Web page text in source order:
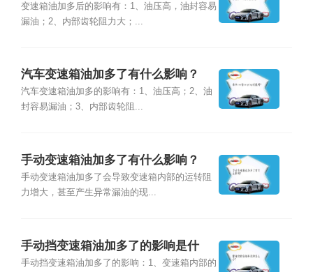
变速箱油加多后的影响有：1、油压高，油封容易
漏油；2、内部齿轮阻力大；...
汽车变速箱油加多了有什么影响？
汽车变速箱油加多的影响有：1、油压高；2、油
封容易漏油；3、内部齿轮阻...
手动变速箱油加多了有什么影响？
手动变速箱油加多了会导致变速箱内部的运转阻
力增大，甚至产生异常漏油的现...
手动挡变速箱油加多了的影响是什
么？
手动挡变速箱油加多了的影响：1、变速箱内部的